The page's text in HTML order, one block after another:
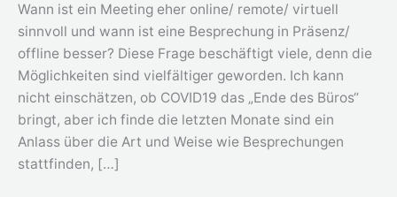
Wann ist ein Meeting eher online/ remote/ virtuell
sinnvoll und wann ist eine Besprechung in Präsenz/
offline besser? Diese Frage beschäftigt viele, denn die
Möglichkeiten sind vielfältiger geworden. Ich kann
nicht einschätzen, ob COVID19 das „Ende des Büros“
bringt, aber ich finde die letzten Monate sind ein
Anlass über die Art und Weise wie Besprechungen
stattfinden, […]
?
–
Entscheidungshilfe